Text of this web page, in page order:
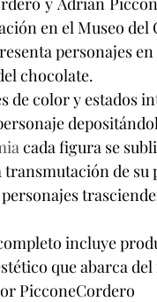
en el Museo
personajes
chocolate.
de color y estados
cada figura se
transmutación de
incluye
que abarca
PicconeCordero